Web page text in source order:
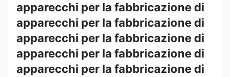
apparecchi per la fabbricazione di
apparecchi per la fabbricazione di
apparecchi per la fabbricazione di
apparecchi per la fabbricazione di
apparecchi per la fabbricazione di